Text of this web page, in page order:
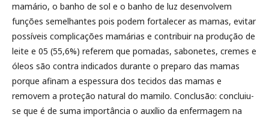
mamário, o banho de sol e o banho de luz desenvolvem
funções semelhantes pois podem fortalecer as mamas, evitar
possíveis complicações mamárias e contribuir na produção de
leite e 05 (55,6%) referem que pomadas, sabonetes, cremes e
óleos são contra indicados durante o preparo das mamas
porque afinam a espessura dos tecidos das mamas e
removem a proteção natural do mamilo. Conclusão: concluiu-
se que é de suma importância o auxílio da enfermagem na